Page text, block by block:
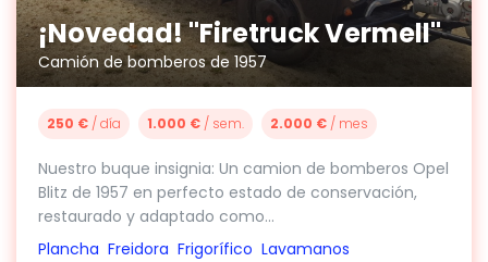
¡Novedad! "Firetruck Vermell"
Camión de bomberos de 1957
250 € / día 1.000 € / sem. 2.000 € / mes
Nuestro buque insignia: Un camion de bomberos Opel
Blitz de 1957 en perfecto estado de conservación,
restaurado y adaptado como...
Plancha Freidora Frigorífico Lavamanos